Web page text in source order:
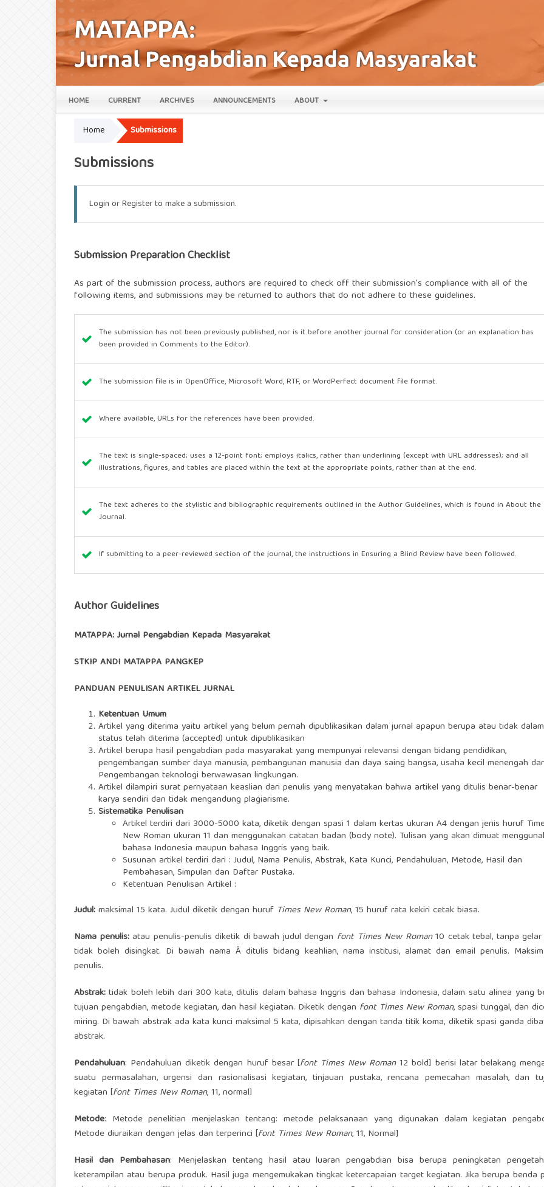
HOME CURRENT ARCHIVES ANNOUNCEMENTS ABOUT
Home Submissions
Submissions
Login orRegisterto make a submission.
Submission Preparation Checklist
As part of the submission process, authors are required to check off their submission's compliance with all of the
following items, and submissions may be returned to authors that do not adhere to these guidelines.
The submission has not been previously published, nor is it before another journal for consideration (or an explanation has
been provided in Comments to the Editor).
The submission file is in OpenOffice, Microsoft Word, RTF, or WordPerfect document file format.
Where available, URLs for the references have been provided.
The text is single-spaced; uses a 12-point font; employs italics, rather than underlining (except with URL addresses); and all
illustrations, figures, and tables are placed within the text at the appropriate points, rather than at the end.
The text adheres to the stylistic and bibliographic requirements outlined in theAuthor Guidelines, which is found in About the
Journal.
If submitting to a peer-reviewed section of the journal, the instructions in Ensuring a Blind Reviewhave been followed.
Author Guidelines
MATAPPA: Jurnal Pengabdian Kepada Masyarakat
STKIP ANDI MATAPPA PANGKEP
PANDUAN PENULISAN ARTIKEL JURNAL
Ketentuan Umum
Artikel yang diterima yaitu artikel yang belum pernah dipublikasikan dalam jurnal apapun berupa atau tidak dalam
status telah diterima (accepted) untuk dipublikasikan
Artikel berupa hasil pengabdian pada masyarakat yang mempunyai relevansi dengan bidang pendidikan,
pengembangan sumber daya manusia, pembangunan manusia dan daya saing bangsa, usaha kecil menengah
Pengembangan teknologi berwawasan lingkungan.
Artikel dilampiri surat pernyataan keaslian dari penulis yang menyatakan bahwa artikel yang ditulis benar-benar
karya sendiri dan tidak mengandung plagiarisme.
Sistematika Penulisan
Artikel terdiri dari 3000-5000 kata, diketik dengan spasi 1 dalam kertas ukuran A4 dengan jenis huruf
New Roman ukuran 11 dan menggunakan catatan badan (body note). Tulisan yang akan dimuat
bahasa Indonesia maupun bahasa Inggris yang baik.
Susunan artikel terdiri dari : Judul, Nama Penulis, Abstrak, Kata Kunci, Pendahuluan, Metode, Hasil dan
Pembahasan, Simpulan dan Daftar Pustaka.
Ketentuan Penulisan Artikel :
Judul:maksimal 15 kata. Judul diketik dengan huruf Times New Roman, 15 huruf rata kekiri cetak biasa.
Nama penulis:atau penulis-penulis diketik di bawah judul dengan font Times New Roman10 cetak tebal, tanpa
tidak boleh disingkat. Di bawah nama Â ditulis bidang keahlian, nama institusi, alamat dan email penulis.
penulis.
Abstrak:tidak boleh lebih dari 300 kata, ditulis dalam bahasa Inggris dan bahasa Indonesia, dalam satu alinea yang
tujuan pengabdian, metode kegiatan, dan hasil kegiatan. Diketik dengan font Times New Roman, spasi tunggal, dan
miring. Di bawah abstrak ada kata kunci maksimal 5 kata, dipisahkan dengan tanda titik koma, diketik spasi ganda
abstrak.
Pendahuluan: Pendahuluan diketik dengan huruf besar [font Times New Roman12 bold] berisi latar belakang
suatu permasalahan, urgensi dan rasionalisasi kegiatan, tinjauan pustaka, rencana pemecahan masalah, dan
kegiatan [font Times New Roman, 11, normal]
Metode: Metode penelitian menjelaskan tentang: metode pelaksanaan yang digunakan dalam kegiatan
Metode diuraikan dengan jelas dan terperinci [font Times New Roman, 11, Normal]
Hasil dan Pembahasan: Menjelaskan tentang hasil atau luaran pengabdian bisa berupa peningkatan
keterampilan atau berupa produk. Hasil juga mengemukakan tingkat ketercapaian target kegiatan. Jika berupa benda